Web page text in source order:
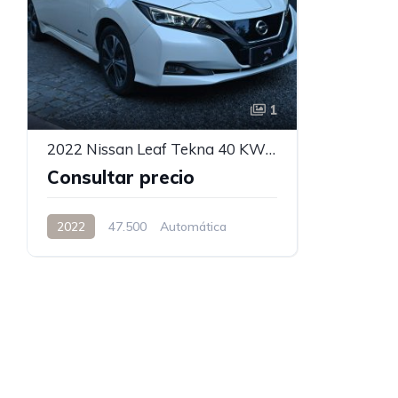
1
2022 Nissan Leaf Tekna 40 KWH
Consultar precio
2022 47.500 Automática